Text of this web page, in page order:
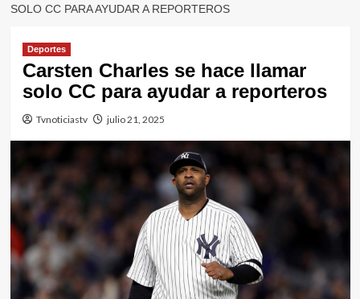
SOLO CC PARA AYUDAR A REPORTEROS
Deportes
Carsten Charles se hace llamar
solo CC para ayudar a reporteros
Tvnoticiastv julio 21, 2025